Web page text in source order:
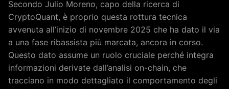
Secondo Julio Moreno, capo della ricerca di
CryptoQuant, è proprio questa rottura tecnica
avvenuta all’inizio di novembre 2025 che ha dato il via
a una fase ribassista più marcata, ancora in corso.
Questo dato assume un ruolo cruciale perché integra
informazioni derivate dall’analisi on-chain, che
tracciano in modo dettagliato il comportamento degli